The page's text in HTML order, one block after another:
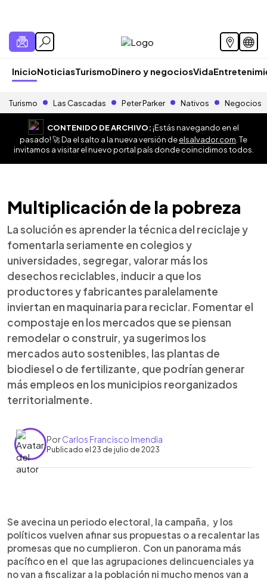
InicioNoticiasTurismoDinero y negociosVida
Turismo Las Cascadas Peter Parker Nativos Negocios
CONTENIDO DE ARCHIVO:¡Estás navegando en el
pasado! 🚀 Da el salto a la nueva versión deelsalvador.com . Te
invitamos a visitar el nuevo portal país donde coincidimos todos.
Multiplicación de la pobreza
La solución es aprender la técnica del reciclaje y
fomentarla seriamente en colegios y
universidades, segregar, valorar más los
desechos reciclables, inducir a que los
productores y fabricantes paralelamente
inviertan en maquinaria para reciclar. Fomentar el
compostaje en los mercados que se piensan
remodelar o construir, ya sugerimos los
mercados auto sostenibles, las plantas de
biodiesel o de fertilizante, que podrían generar
más empleos en los municipios reorganizados
territorialmente.
PorCarlos Francisco Imendia
Publicado el 23 de julio de 2023
► Escuchar artículo
Se avecina un periodo electoral, la campaña, y los
políticos vuelven afinar sus propuestas o a recalentar las
promesas que no cumplieron. Con un panorama más
pacífico en el que las agrupaciones delincuenciales ya
no van a fiscalizar a la población ni mucho menos van a